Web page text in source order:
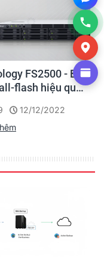
FS2500 - Bộ
flash hiệu quả
nghiệp vừa và
12/12/2022